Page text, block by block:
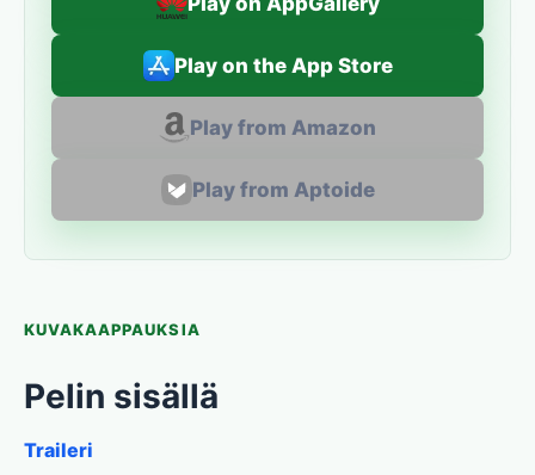
Play on the App Store
Play from Amazon
Play from Aptoide
KUVAKAAPPAUKSIA
Pelin sisällä
Traileri